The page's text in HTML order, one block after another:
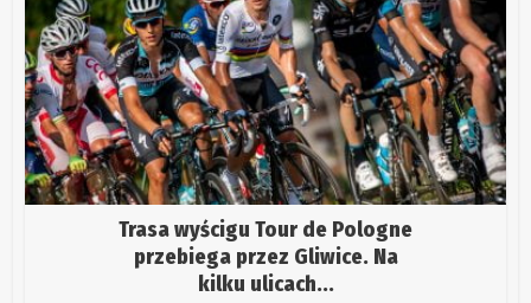
Trasa wyścigu Tour de Pologne
przebiega przez Gliwice. Na
kilku ulicach...